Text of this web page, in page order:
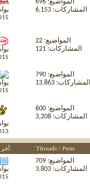
المواضيع: 696
المشاركات: 6,153
المواضيع: 22
المشاركات: 121
المواضيع: 790
المشاركات: 13,863
المواضيع: 600
المشاركات: 3,208
Threads / Posts
المواضيع: 709
المشاركات: 3,803